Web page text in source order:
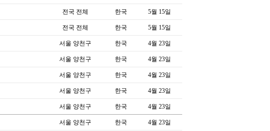
전국 전체 한국 5월 15일
전국 전체 한국 5월 15일
서울 양천구 한국 4월 23일
서울 양천구 한국 4월 23일
서울 양천구 한국 4월 23일
서울 양천구 한국 4월 23일
서울 양천구 한국 4월 23일
서울 양천구 한국 4월 23일